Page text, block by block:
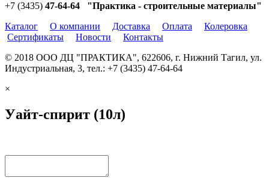
+7 (3435) 47-64-64 "Практика - строительные материалы"
Каталог
О компании Доставка Оплата
Колеровка
Сертификаты
Новости
Контакты
© 2018 ООО ДЦ "ПРАКТИКА", 622606, г. Нижний Тагил, ул.
Индустриальная, 3, тел.: +7 (3435) 47-64-64
×
Уайт-спирит (10л)